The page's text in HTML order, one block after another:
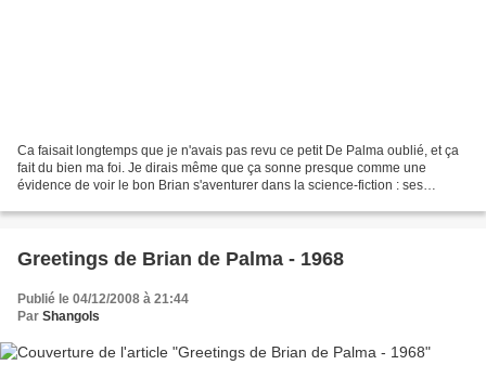
Ca faisait longtemps que je n'avais pas revu ce petit De Palma oublié, et ça
fait du bien ma foi. Je dirais même que ça sonne presque comme une
évidence de voir le bon Brian s'aventurer dans la science-fiction : ses
Greetings de Brian de Palma - 1968
Publié le 04/12/2008 à 21:44
Par Shangols